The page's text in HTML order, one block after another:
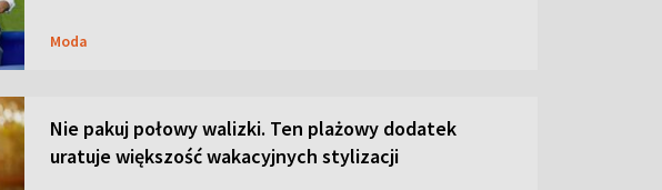
Moda
Nie pakuj połowy walizki. Ten plażowy dodatek
uratuje większość wakacyjnych stylizacji